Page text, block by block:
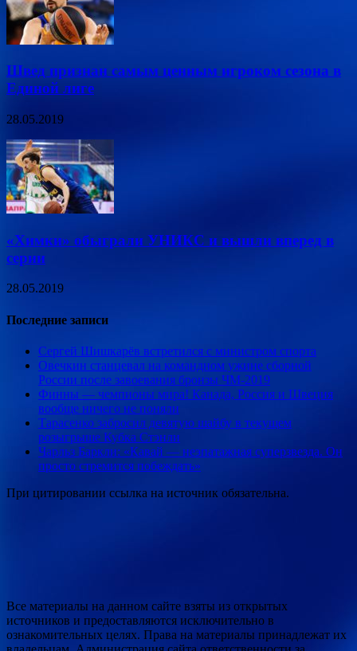
Швед признан самым ценным игроком сезона в
Единой лиге
28.05.2019
«Химки» обыграли УНИКС и вышли вперед в
серии
28.05.2019
Последние записи
Сергей Шишкарёв встретился с министром спорта
Овечкин станцевал на командном ужине сборной
России после завоевания бронзы ЧМ-2019
Финны — чемпионы мира! Канада, Россия и Швеция
вообще ничего не поняли
Тарасенко забросил девятую шайбу в текущем
розыгрыше Кубка Стэнли
Чарльз Баркли: «Кавай — неэпатажная суперзвезда. Он
просто стремится побеждать»
При цитировании ссылка на источник обязательна.
Все материалы на данном сайте взяты из открытых
источников и предоставляются исключительно в
ознакомительных целях. Права на материалы принадлежат их